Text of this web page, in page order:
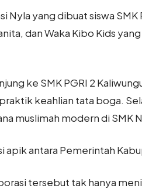
Nyla yang dibuat siswa
dan Waka Kibo Kids
ke SMK PGRI 2
keahlian tata boga.
muslimah modern di SMK
apik antara Pemerintah
tersebut tak hanya